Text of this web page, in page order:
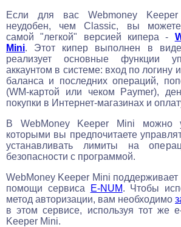
Если для вас Webmoney
неудобен, чем Classic, вы можете
самой "легкой" версией кипера -
Mini. Этот кипер выполнен в
реализует основные функции
аккаунтом в системе: вход по логину
баланса и последних операций,
(WM-картой или чеком Paymer),
покупки в Интернет-магазинах и
В WebMoney Keeper Mini можно
которыми вы предпочитаете
устанавливать лимиты на
безопасности с программой.
WebMoney Keeper Mini поддерживает
помощи сервиса
E-NUM. Чтобы
метод авторизации, вам необходимо
в этом сервисе, используя тот же
Keeper Mini.